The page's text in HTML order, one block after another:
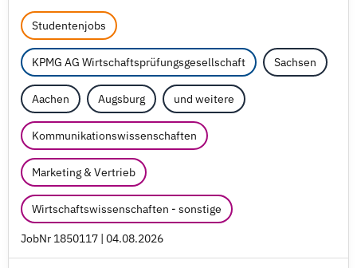
Studentenjobs
KPMG AG Wirtschaftsprüfungsgesellschaft Sachsen
Aachen Augsburg und weitere
Kommunikationswissenschaften
Marketing & Vertrieb
Wirtschaftswissenschaften - sonstige
JobNr 1850117 | 04.08.2026